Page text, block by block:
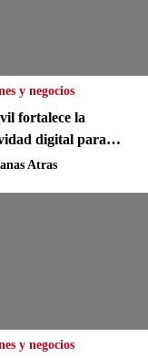
y negocios
fortalece la
digital para
y consumidores en
Atras
y negocios